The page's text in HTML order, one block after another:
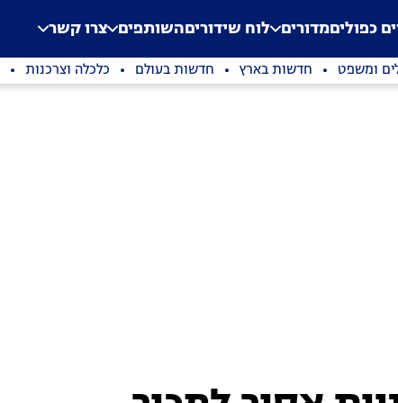
Application error: a
. כפוליםמדורים לוח שידוריםהשותפים צרו קשר
ומשפט חדשות בארץ חדשות בעולם כלכלה וצרכנות